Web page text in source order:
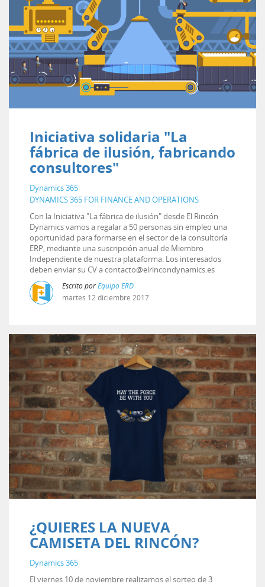
Iniciativa solidaria "La
fábrica de ilusión, fabricando
consultores"
Dynamics 365
DYNAMICS 365 FOR FINANCE AND OPERATIONS
Con la Iniciativa "La fábrica de ilusión" desde El Rincón
Dynamics vamos a regalar a 50 personas sin empleo una
oportunidad para formarse en el sector de la consultoría
ERP, mediante una suscripción anual de Miembro
Independiente de nuestra plataforma. Los interesados
deben enviar su CV a contacto@elrincondynamics.es
Escrito porEquipo ERD
martes 12diciembre 2017
¿QUIERES LA NUEVA
CAMISETA DEL RINCÓN?
Dynamics 365
El viernes 10 de noviembre realizamos el sorteo de 3